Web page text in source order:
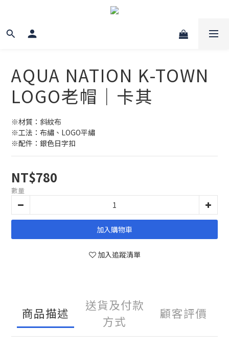
AQUA NATION K-TOWN
LOGO老帽｜卡其
※材質：斜紋布
※工法：布繡、LOGO平繡
※配件：銀色日字扣
NT$780
數量
加入購物車
加入追蹤清單
商品描述
送貨及付款
方式
顧客評價